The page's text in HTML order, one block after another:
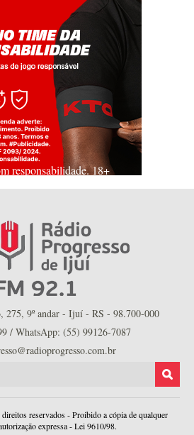
responsabilidade. 18+
275, 9º andar - Ijuí - RS - 98.700-000
/ WhatsApp: (55) 99126-7087
reservados - Proibido a cópia de qualquer
expressa - Lei 9610/98.